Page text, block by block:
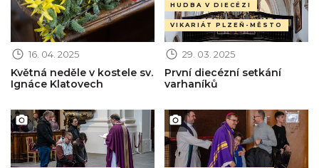
16. 04. 2025
Květná neděle v kostele sv.
Ignáce Klatovech
HUDBA V DIECÉZI
VIKARIÁT PLZEŇ-MĚSTO
29. 03. 2025
První diecézní setkání
varhaníků
Obrázek novinky Obrázek novinky